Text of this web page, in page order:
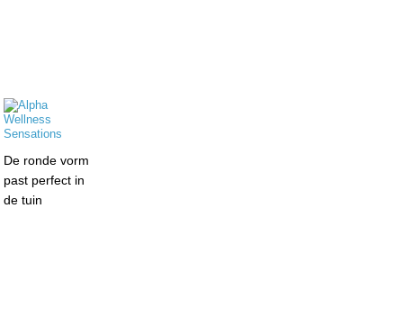
De ronde vorm
past perfect in
de tuin